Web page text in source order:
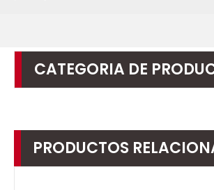
CATEGORIA DE
PRODUCTOS